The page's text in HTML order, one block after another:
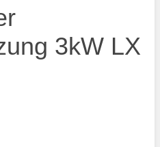
3kW LX